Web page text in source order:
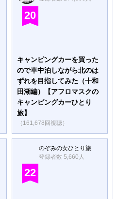
20
キャンピングカーを買った
ので車中泊しながら北のは
ずれを目指してみた（十和
田湖編）【アフロマスクの
キャンピングカーひとり
旅】
（161,678回視聴）
のぞみの女ひとり旅
登録者数 5,660人
22